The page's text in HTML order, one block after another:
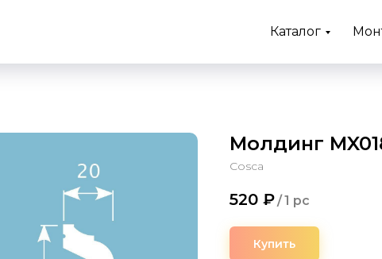
Каталог
Молдинг
Cosca
520 ₽/1 pc
Купить